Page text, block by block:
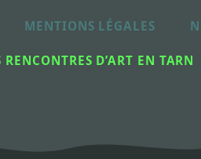
MENTIONS LÉGALES
RENCONTRES D’ART EN TARN